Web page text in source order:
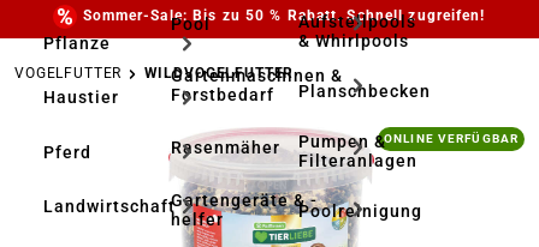
Pflanze
Haustier
Pferd
Landwirtschaft
Pool
Gartenmaschinen &
Forstbedarf
Rasenmäher
Gartengeräte & -
helfer
Aufstellpools
& Whirlpools
Planschbecken
Pumpen &
Filteranlagen
Poolreinigung
Sommer-Sale: Bis zu 50 % Rabatt. Schnell zugreifen!
VOGELFUTTER WILDVOGELFUTTER
Bildergalerie überspringen ONLINE VERFÜGBAR